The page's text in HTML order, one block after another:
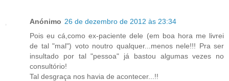
Anónimo 26 de dezembro de 2012 às 23:34
Pois eu cá,como ex-paciente dele (em boa hora me livrei
de tal "mal") voto noutro qualquer...menos nele!!! Pra ser
insultado por tal "pessoa" já bastou algumas vezes no
consultório!
Tal desgraça nos havia de acontecer...!!